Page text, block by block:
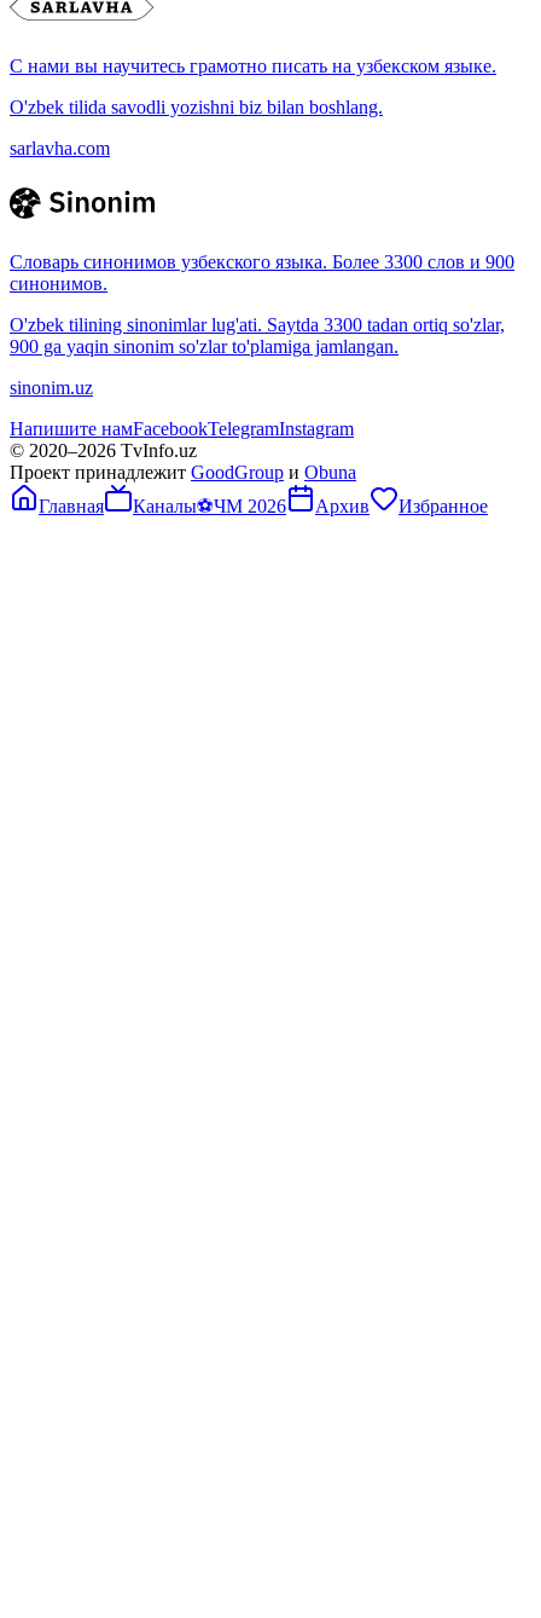
С нами вы научитесь грамотно писать на узбекском языке.
O'zbek tilida savodli yozishni biz bilan boshlang.
sarlavha.com
Словарь синонимов узбекского языка. Более 3300 слов и 900
синонимов.
O'zbek tilining sinonimlar lug'ati. Saytda 3300 tadan ortiq so'zlar,
900 ga yaqin sinonim so'zlar to'plamiga jamlangan.
sinonim.uz
Напишите намFacebookTelegramInstagram
© 2020–2026 TvInfo.uz
Проект принадлежит GoodGroup и Obuna
Главная
Каналы⚽ЧМ 2026 Архив Избранное